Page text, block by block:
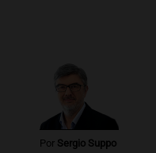
Por Sergio Suppo